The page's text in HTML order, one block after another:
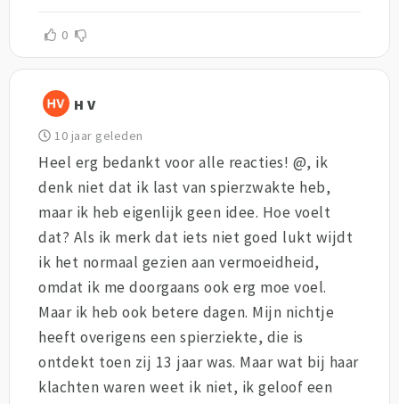
0
H V
10 jaar geleden
Heel erg bedankt voor alle reacties! @, ik
denk niet dat ik last van spierzwakte heb,
maar ik heb eigenlijk geen idee. Hoe voelt
dat? Als ik merk dat iets niet goed lukt wijdt
ik het normaal gezien aan vermoeidheid,
omdat ik me doorgaans ook erg moe voel.
Maar ik heb ook betere dagen. Mijn nichtje
heeft overigens een spierziekte, die is
ontdekt toen zij 13 jaar was. Maar wat bij haar
klachten waren weet ik niet, ik geloof een